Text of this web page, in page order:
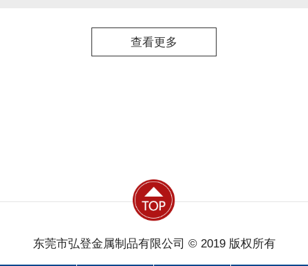
言传送相抗衡的竞争力量，标识、标牌则是其
中一种独特的传送方式。 标牌是表明事物
特征的记号：它以单纯、显著、易识别的物
查看更多
东莞市弘登金属制品有限公司 © 2019 版权所有